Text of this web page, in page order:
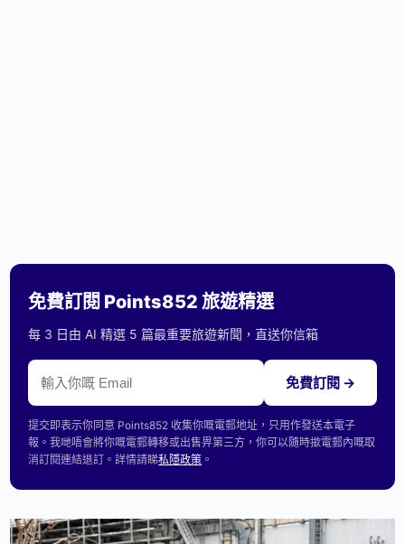
免費訂閱 Points852 旅遊精選
每 3 日由 AI 精選 5 篇最重要旅遊新聞，直送你信箱
免費訂閱 →
提交即表示你同意 Points852 收集你嘅電郵地址，只用作發送本電子
報。我哋唔會將你嘅電郵轉移或出售畀第三方，你可以隨時撳電郵內嘅取
消訂閱連結退訂。詳情請睇私隱政策 。